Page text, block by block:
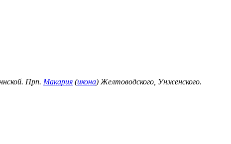
Прп. Макария (икона) Желтоводского, Унженского.